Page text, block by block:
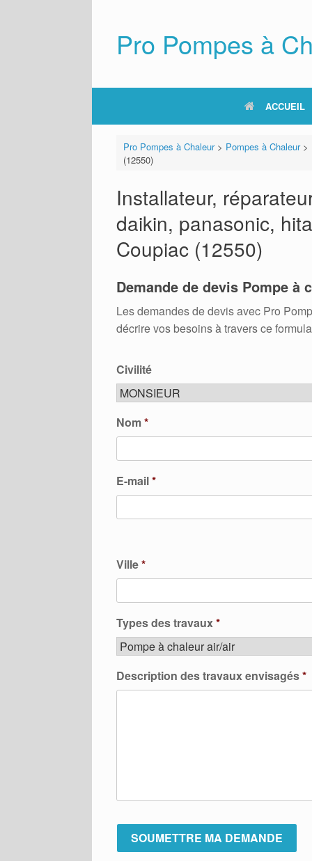
Pro Pompes à
ACCUEIL
Pro Pompes à Chaleur> Pompes à Chaleur>
(12550)
Installateur,
daikin, panasonic,
Coupiac (12550)
Demande de devis Pompe à
Les demandes de devis avec Pro
décrire vos besoins à travers ce
Civilité
Nom*
E-mail*
Ville*
Types des travaux*
Description des travaux envisagés*